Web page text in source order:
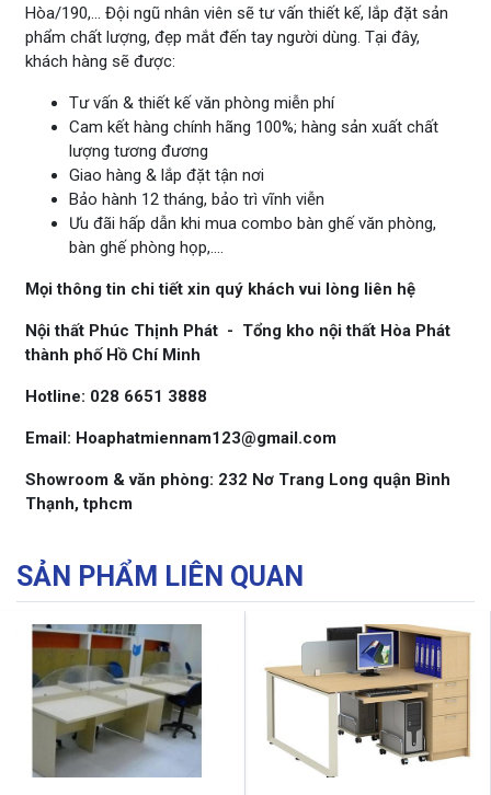
Hòa/190,... Đội ngũ nhân viên sẽ tư vấn thiết kế, lắp đặt sản
phẩm chất lượng, đẹp mắt đến tay người dùng. Tại đây,
khách hàng sẽ được:
Tư vấn & thiết kế văn phòng miễn phí
Cam kết hàng chính hãng 100%; hàng sản xuất chất
lượng tương đương
Giao hàng & lắp đặt tận nơi
Bảo hành 12 tháng, bảo trì vĩnh viễn
Ưu đãi hấp dẫn khi mua combo bàn ghế văn phòng,
bàn ghế phòng họp,....
Mọi thông tin chi tiết xin quý khách vui lòng liên hệ
Nội thất Phúc Thịnh Phát - Tổng kho nội thất Hòa Phát
thành phố Hồ Chí Minh
Hotline: 028 6651 3888
Email: Hoaphatmiennam123@gmail.com
Showroom & văn phòng: 232 Nơ Trang Long quận Bình
Thạnh, tphcm
SẢN PHẨM LIÊN QUAN